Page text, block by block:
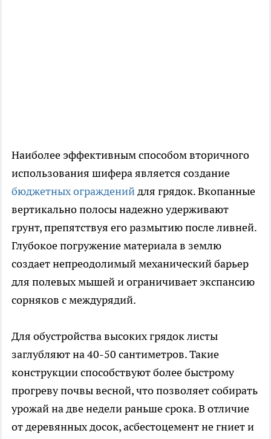
Наиболее эффективным способом вторичного
использования шифера является создание
бюджетных огражденийдля грядок. Вкопанные
вертикально полосы надежно удерживают
грунт, препятствуя его размытию после ливней.
Глубокое погружение материала в землю
создает непреодолимый механический барьер
для полевых мышей и ограничивает экспансию
сорняков с междурядий.
Для обустройства высоких грядок листы
заглубляют на 40-50 сантиметров. Такие
конструкции способствуют более быстрому
прогреву почвы весной, что позволяет собирать
урожай на две недели раньше срока. В отличие
от деревянных досок, асбестоцемент не гниет и